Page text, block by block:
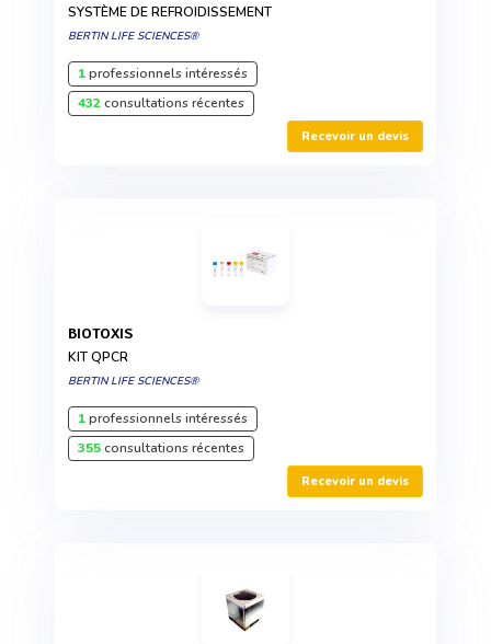
SYSTÈME DE REFROIDISSEMENT
BERTIN LIFE SCIENCES®
1professionnels intéressés
432consultations récentes
Recevoir un devis
BIOTOXIS
KIT QPCR
BERTIN LIFE SCIENCES®
1professionnels intéressés
355consultations récentes
Recevoir un devis